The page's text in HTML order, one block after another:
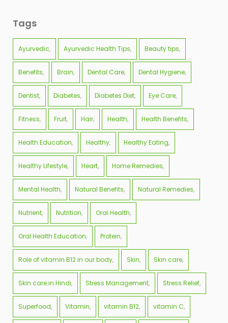
Tags
Ayurvedic Ayurvedic Health Tips Beauty tips
Benefits Brain Dental Care Dental Hygiene
Dentist Diabetes Diabetes Diet Eye Care
Fitness Fruit Hair Health Health Benefits
Health Education Healthy Healthy Eating
Healthy Lifestyle Heart Home Remedies
Mental Health Natural Benefits Natural Remedies
Nutrient Nutrition Oral Health
Oral Health Education Protein
Role of vitamin B12 in our body Skin Skin care
Skin care in Hindi Stress Management Stress Relief
Superfood Vitamin vitamin B12 vitamin C